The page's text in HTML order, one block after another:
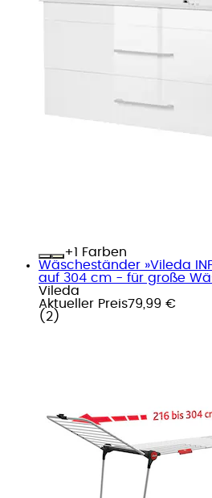
+
Farben
Wäscheständer »Vileda
auf 304 cm - für große
Vileda
Aktueller Preis79,99 €
( 2 )